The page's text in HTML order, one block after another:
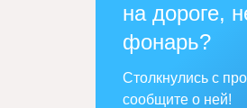
на дороге,
фонарь?
Столкнулись с
сообщите о ней!